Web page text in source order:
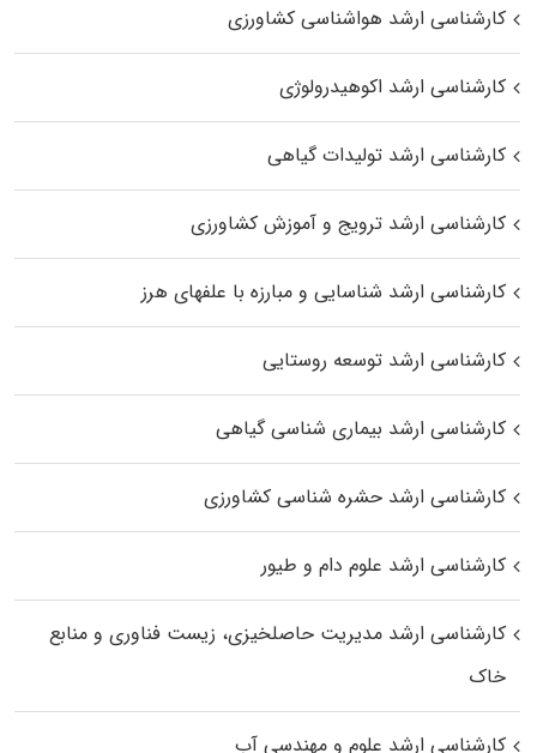
کارشناسی ارشد هواشناسی کشاورزی
کارشناسی ارشد اکوهیدرولوژی
کارشناسی ارشد تولیدات گیاهی
کارشناسی ارشد ترویج و آموزش کشاورزی
کارشناسی ارشد شناسایی و مبارزه با علفهای هرز
کارشناسی ارشد توسعه روستایی
کارشناسی ارشد بیماری‌ شناسی گیاهی
کارشناسی ارشد حشره‌ شناسی کشاورزی
کارشناسی ارشد علوم دام و طیور
کارشناسی ارشد مدیریت حاصلخیزی، زیست فناوری و منابع
خاک
کارشناسی ارشد علوم و مهندسی آب